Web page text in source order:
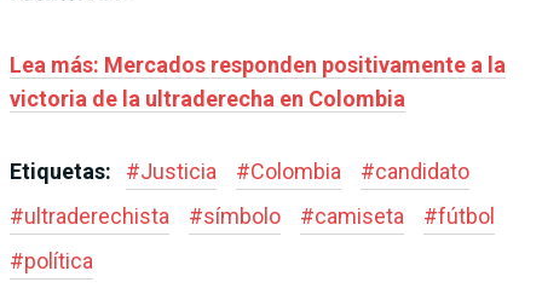
Lea más: Mercados responden positivamente a la
victoria de la ultraderecha en Colombia
Etiquetas: #Justicia #Colombia #candidato
#ultraderechista #símbolo #camiseta #fútbol
#política